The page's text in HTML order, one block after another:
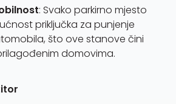
: Svako parkirno mjesto
priključka za punjenje
što ove stanove čini
domovima.